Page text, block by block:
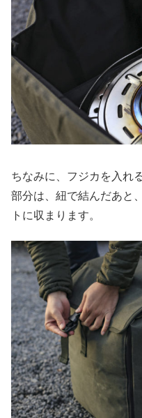
ちなみに、フジカを入れ
部分は、紐で結んだあと
トに収まります。